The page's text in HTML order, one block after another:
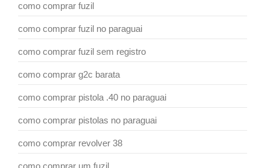
como comprar fuzil
como comprar fuzil no paraguai
como comprar fuzil sem registro
como comprar g2c barata
como comprar pistola .40 no paraguai
como comprar pistolas no paraguai
como comprar revolver 38